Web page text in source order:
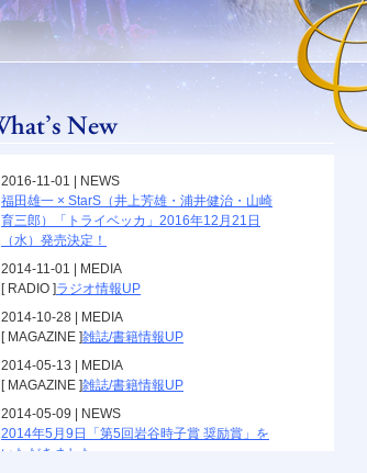
2016-11-01 | NEWS
福田雄一 × StarS（井上芳雄・浦井健治・山崎
育三郎）「トライベッカ」2016年12月21日
（水）発売決定！
2014-11-01 | MEDIA
[ RADIO ]ラジオ情報UP
2014-10-28 | MEDIA
[ MAGAZINE ]雑誌/書籍情報UP
2014-05-13 | MEDIA
[ MAGAZINE ]雑誌/書籍情報UP
2014-05-09 | NEWS
2014年5月9日「第5回岩谷時子賞 奨励賞」を
いただきました。